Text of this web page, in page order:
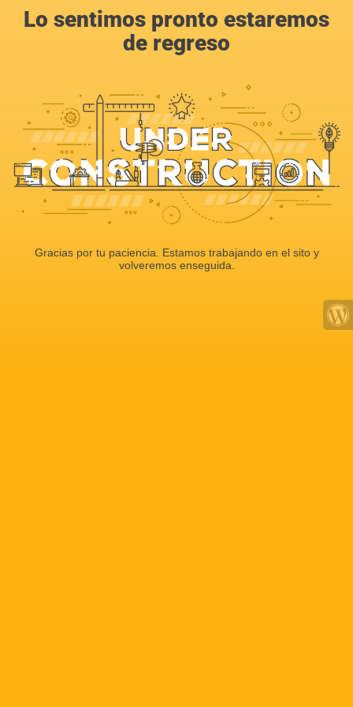
Lo sentimos pronto estaremos
de regreso
Gracias por tu paciencia. Estamos trabajando en el sito y
volveremos enseguida.